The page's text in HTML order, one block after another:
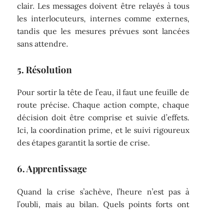
clair. Les messages doivent être relayés à tous
les interlocuteurs, internes comme externes,
tandis que les mesures prévues sont lancées
sans attendre.
5. Résolution
Pour sortir la tête de l’eau, il faut une feuille de
route précise. Chaque action compte, chaque
décision doit être comprise et suivie d’effets.
Ici, la coordination prime, et le suivi rigoureux
des étapes garantit la sortie de crise.
6. Apprentissage
Quand la crise s’achève, l’heure n’est pas à
l’oubli, mais au bilan. Quels points forts ont